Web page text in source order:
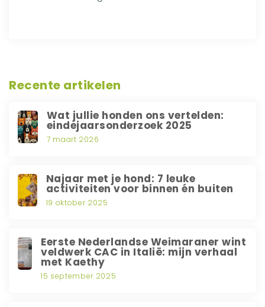
Recente artikelen
Wat jullie honden ons vertelden:
eindejaarsonderzoek 2025
7 maart 2026
Najaar met je hond: 7 leuke
activiteiten voor binnen én buiten
19 oktober 2025
Eerste Nederlandse Weimaraner wint
veldwerk CAC in Italië: mijn verhaal
met Kaethy
15 september 2025